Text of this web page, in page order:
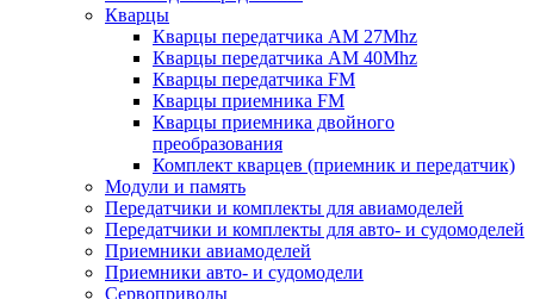
Кварцы
Кварцы передатчика AM 27Mhz
Кварцы передатчика AM 40Mhz
Кварцы передатчика FM
Кварцы приемника FM
Кварцы приемника двойного
преобразования
Комплект кварцев (приемник и передатчик)
Модули и память
Передатчики и комплекты для авиамоделей
Передатчики и комплекты для авто- и судомоделей
Приемники авиамоделей
Приемники авто- и судомодели
Сервоприводы